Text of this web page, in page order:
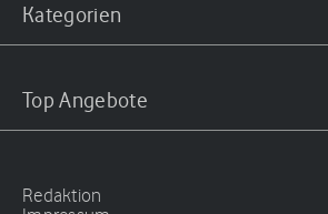
Kategorien
Top Angebote
Redaktion